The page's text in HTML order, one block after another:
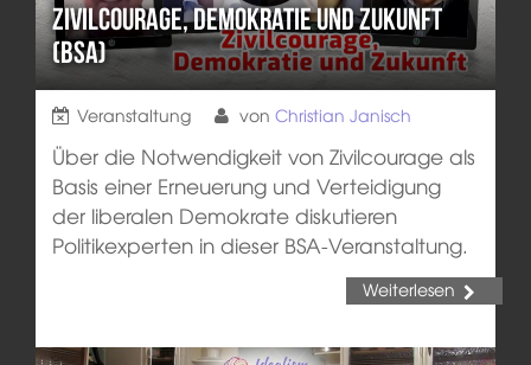
Zivilcourage, Demokratie und Zukunft
(BSA)
Veranstaltung von Christian Janisch
Über die Notwendigkeit von Zivilcourage als
Basis einer Erneuerung und Verteidigung
der liberalen Demokrate diskutieren
Politikexperten in dieser BSA-Veranstaltung.
Weiterlesen